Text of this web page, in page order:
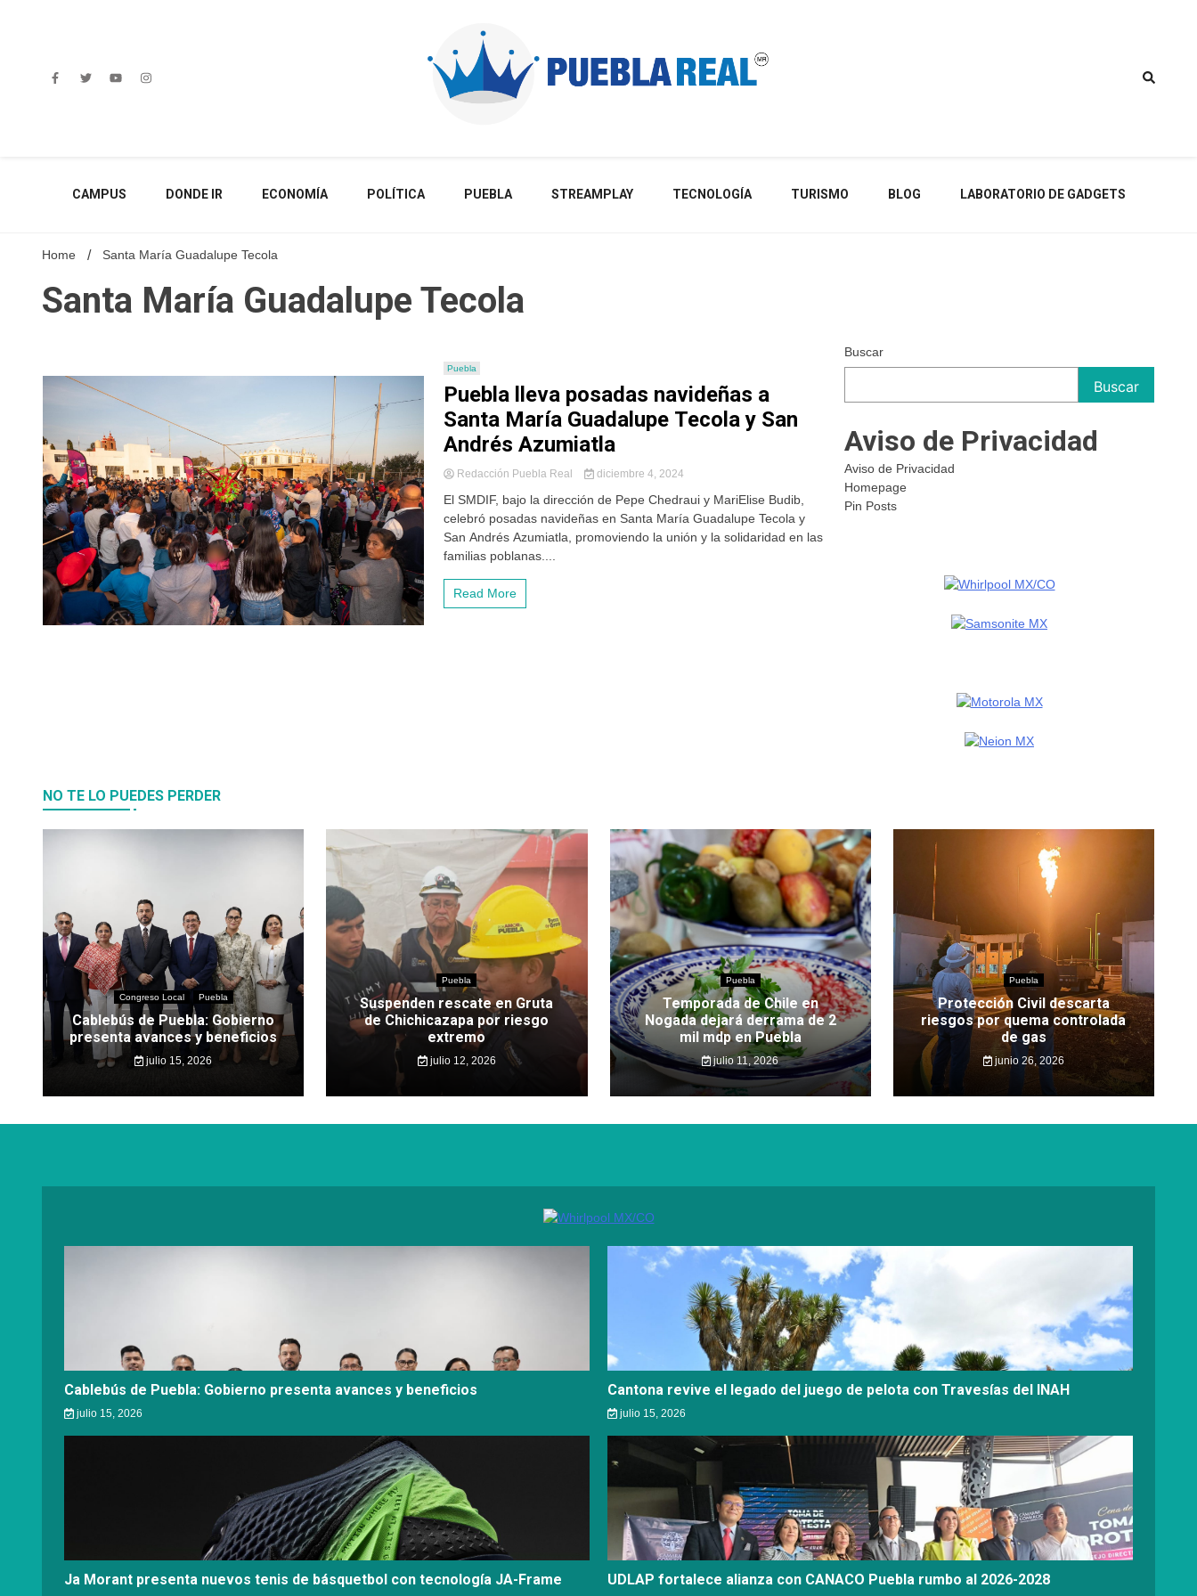
CAMPUS DONDE IR ECONOMÍA POLÍTICA PUEBLA STREAMPLAY TECNOLOGÍA TURISMO BLOG LABORATORIO DE GADGETS
Home Santa María Guadalupe Tecola
Santa María Guadalupe Tecola
Puebla
Puebla lleva posadas navideñas a
Santa María Guadalupe Tecola y San
Andrés Azumiatla
Redacción Puebla Real diciembre 4, 2024
El SMDIF, bajo la dirección de Pepe Chedraui y MariElise Budib,
celebró posadas navideñas en Santa María Guadalupe Tecola y
San Andrés Azumiatla, promoviendo la unión y la solidaridad en las
familias poblanas....
Read More
Buscar
Buscar
Aviso de Privacidad
Aviso de Privacidad
Homepage
Pin Posts
NO TE LO PUEDES PERDER
Congreso Local Puebla
Cablebús de Puebla: Gobierno
presenta avances y beneficios
julio 15, 2026
Puebla
Suspenden rescate en Gruta
de Chichicazapa por riesgo
extremo
julio 12, 2026
Puebla
Temporada de Chile en
Nogada dejará derrama de 2
mil mdp en Puebla
julio 11, 2026
Puebla
Protección Civil descarta
riesgos por quema controlada
de gas
junio 26, 2026
Cablebús de Puebla: Gobierno presenta avances y beneficios
julio 15, 2026
Cantona revive el legado del juego de pelota con Travesías del INAH
julio 15, 2026
Ja Morant presenta nuevos tenis de básquetbol con tecnología JA-Frame UDLAP fortalece alianza con CANACO Puebla rumbo al 2026-2028